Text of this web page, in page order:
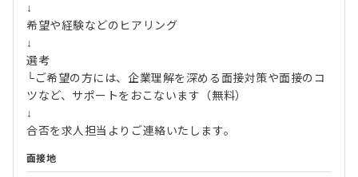
↓
希望や経験などのヒアリング
↓
選考
└ご希望の方には、企業理解を深める面接対策や面接のコ
ツなど、サポートをおこないます（無料）
↓
合否を求人担当よりご連絡いたします。
面接地